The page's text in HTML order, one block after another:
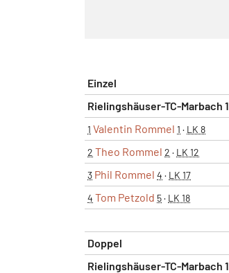
Einzel
Rielingshäuser-TC-Marbach 1
1 Valentin Rommel 1 · LK 8
2 Theo Rommel 2 · LK 12
3 Phil Rommel 4 · LK 17
4 Tom Petzold 5· LK 18
Doppel
Rielingshäuser-TC-Marbach 1